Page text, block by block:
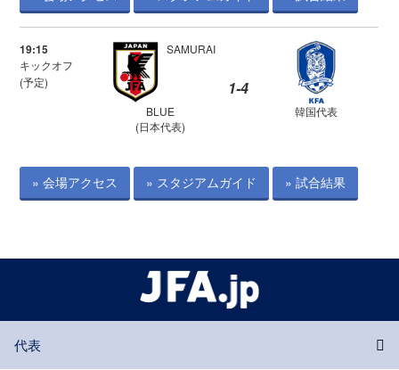
19:15
キックオフ
(予定)
SAMURAI
BLUE
(日本代表)
1-4
韓国代表
» 会場アクセス » スタジアムガイド » 試合結果
代表